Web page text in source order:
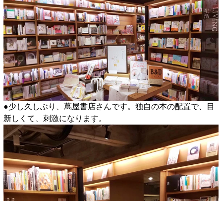
●少し久しぶり、蔦屋書店さんです。独自の本の配置で、目
新しくて、刺激になります。